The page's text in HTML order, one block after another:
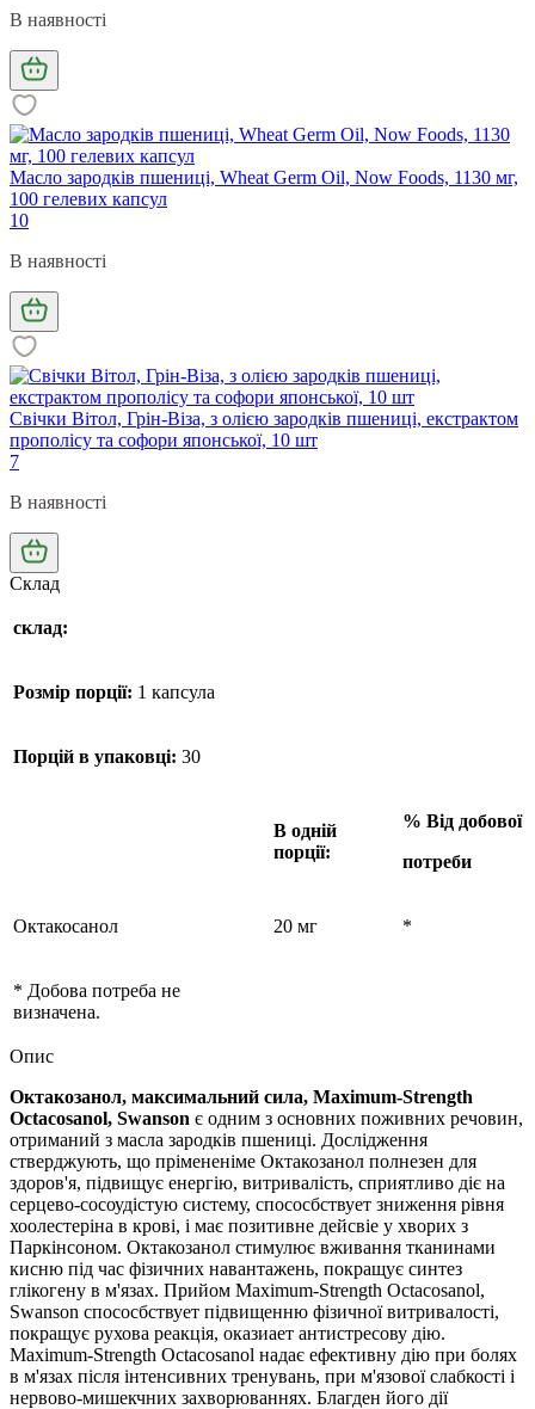
В наявності
Масло зародків пшениці, Wheat Germ Oil, Now Foods, 1130 мг,
100 гелевих капсул
10
В наявності
Свічки Вітол, Грін-Віза, з олією зародків пшениці, екстрактом
прополісу та софори японської, 10 шт
7
В наявності
Склад
склад:
Розмір порції: 1 капсула
Порцій в упаковці: 30
В одній
порції:
% Від добової
потреби
Октакосанол 20 мг *
* Добова потреба не
визначена.
Опис
Октакозанол, максимальний сила, Maximum-Strength
Octacosanol, Swanson є одним з основних поживних речовин,
отриманий з масла зародків пшениці. Дослідження
стверджують, що прімененіме Октакозанол полнезен для
здоров'я, підвищує енергію, витривалість, сприятливо діє на
серцево-сосоудістую систему, спососбствует зниження рівня
хоолестеріна в крові, і має позитивне дейсвіе у хворих з
Паркінсоном. Октакозанол стимулює вживання тканинами
кисню під час фізичних навантажень, покращує синтез
глікогену в м'язах. Прийом Maximum-Strength Octacosanol,
Swanson спососбствует підвищенню фізичної витривалості,
покращує рухова реакція, оказиает антистресову дію.
Maximum-Strength Octacosanol надає ефективну дію при болях
в м'язах після інтенсивних тренувань, при м'язової слабкості і
нервово-мишекчних захворюваннях. Благден його дії